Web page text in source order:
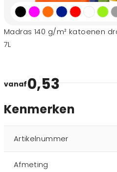
Madras 140 g/m² katoenen
7L
vanaf0,53
Kenmerken
Artikelnummer
Afmeting